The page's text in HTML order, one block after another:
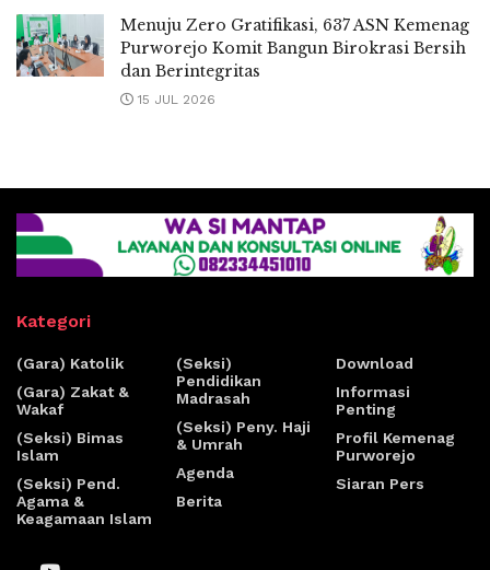
Menuju Zero Gratifikasi, 637 ASN Kemenag
Purworejo Komit Bangun Birokrasi Bersih
dan Berintegritas
15 JUL 2026
Kategori
(Gara) Katolik
(Gara) Zakat &
Wakaf
(Seksi) Bimas
Islam
(Seksi) Pend.
Agama &
Keagamaan Islam
(Seksi)
Pendidikan
Madrasah
(Seksi) Peny. Haji
& Umrah
Agenda
Berita
Download
Informasi
Penting
Profil Kemenag
Purworejo
Siaran Pers